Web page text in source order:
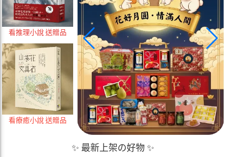
看推理小說 送贈品
看療癒小說 送贈品
✨ 最新上架の好物 ✨